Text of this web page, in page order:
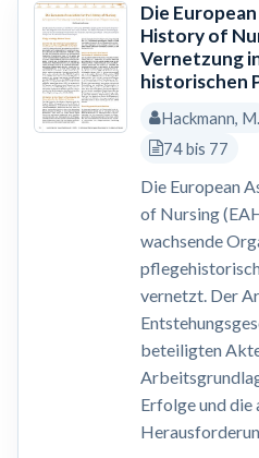
Die
History of
Vernetzung
historischen
Hackmann, M.
74 bis 77
Die European
of Nursing
wachsende
vernetzt. Der
beteiligten
Erfolge und die